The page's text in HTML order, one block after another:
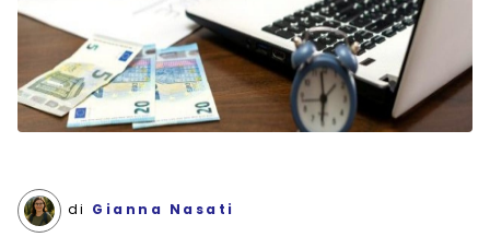
di Gianna Nasati